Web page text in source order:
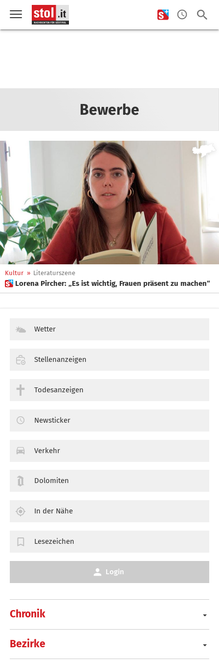
Bewerbe
Kultur » Literaturszene
 Lorena Pircher: „Es ist wichtig, Frauen präsent zu machen“
Chronik
Bezirke
Wetter
Stellenanzeigen
Todesanzeigen
Newsticker
Verkehr
Dolomiten
In der Nähe
Lesezeichen
Login